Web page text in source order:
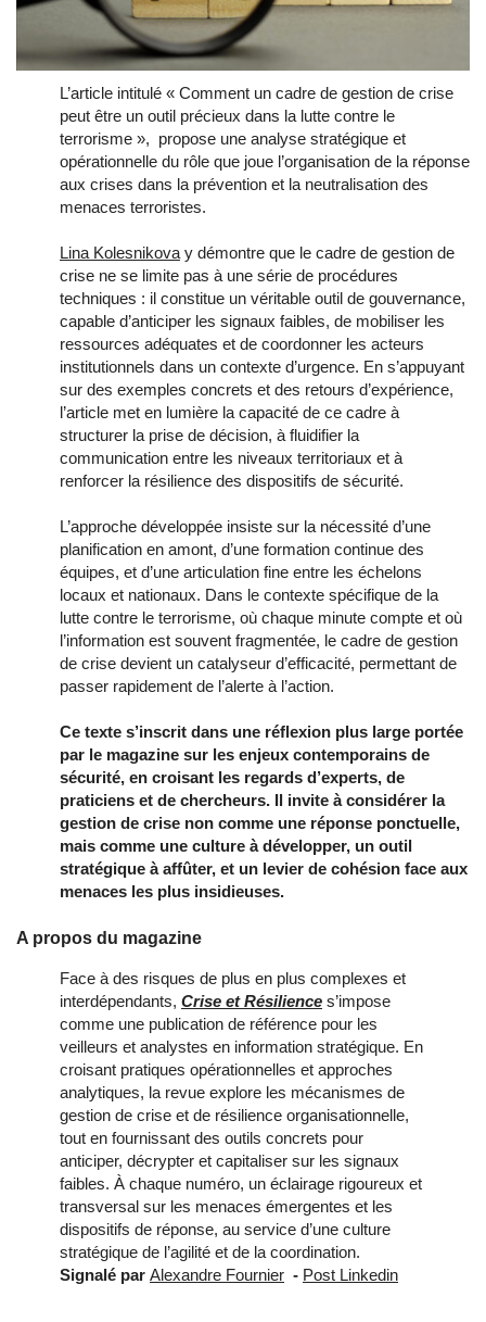
L’article intitulé « Comment un cadre de gestion de crise
peut être un outil précieux dans la lutte contre le
terrorisme », propose une analyse stratégique et
opérationnelle du rôle que joue l’organisation de la réponse
aux crises dans la prévention et la neutralisation des
menaces terroristes.
Lina Kolesnikova y démontre que le cadre de gestion de
crise ne se limite pas à une série de procédures
techniques : il constitue un véritable outil de gouvernance,
capable d’anticiper les signaux faibles, de mobiliser les
ressources adéquates et de coordonner les acteurs
institutionnels dans un contexte d’urgence. En s’appuyant
sur des exemples concrets et des retours d’expérience,
l’article met en lumière la capacité de ce cadre à
structurer la prise de décision, à fluidifier la
communication entre les niveaux territoriaux et à
renforcer la résilience des dispositifs de sécurité.
L’approche développée insiste sur la nécessité d’une
planification en amont, d’une formation continue des
équipes, et d’une articulation fine entre les échelons
locaux et nationaux. Dans le contexte spécifique de la
lutte contre le terrorisme, où chaque minute compte et où
l’information est souvent fragmentée, le cadre de gestion
de crise devient un catalyseur d’efficacité, permettant de
passer rapidement de l’alerte à l’action.
Ce texte s’inscrit dans une réflexion plus large portée
par le magazine sur les enjeux contemporains de
sécurité, en croisant les regards d’experts, de
praticiens et de chercheurs. Il invite à considérer la
gestion de crise non comme une réponse ponctuelle,
mais comme une culture à développer, un outil
stratégique à affûter, et un levier de cohésion face aux
menaces les plus insidieuses.
A propos du magazine
Face à des risques de plus en plus complexes et
interdépendants, Crise et Résilience s’impose
comme une publication de référence pour les
veilleurs et analystes en information stratégique. En
croisant pratiques opérationnelles et approches
analytiques, la revue explore les mécanismes de
gestion de crise et de résilience organisationnelle,
tout en fournissant des outils concrets pour
anticiper, décrypter et capitaliser sur les signaux
faibles. À chaque numéro, un éclairage rigoureux et
transversal sur les menaces émergentes et les
dispositifs de réponse, au service d’une culture
stratégique de l’agilité et de la coordination.
Signalé par Alexandre Fournier - Post Linkedin